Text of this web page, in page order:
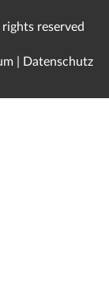
reserved
Datenschutz